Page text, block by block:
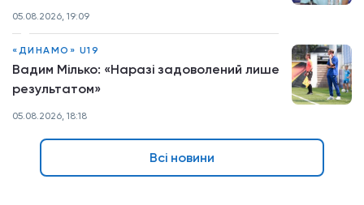
05.08.2026, 19:09
«ДИНАМО» U19
Вадим Мілько: «Наразі задоволений лише
результатом»
05.08.2026, 18:18
Всі новини